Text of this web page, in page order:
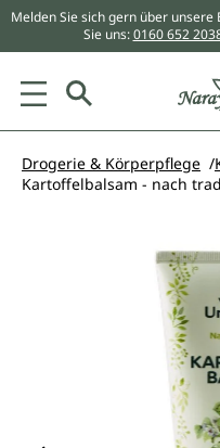
springen
Melden Sie sich gern über unsere
Sie uns:0160 652
Drogerie & Körperpflege